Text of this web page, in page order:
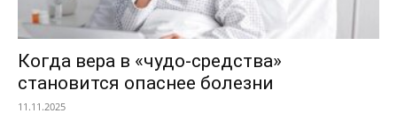
Когда вера в «чудо-средства»
становится опаснее болезни
11.11.2025